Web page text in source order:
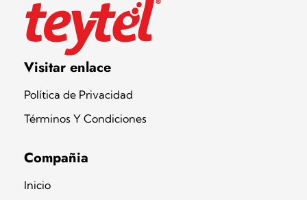
Teytel S.A.S
Teytel - Distribuidor autorizado de claro
Visitar enlace
Política de Privacidad
Términos Y Condiciones
Compañia
Inicio